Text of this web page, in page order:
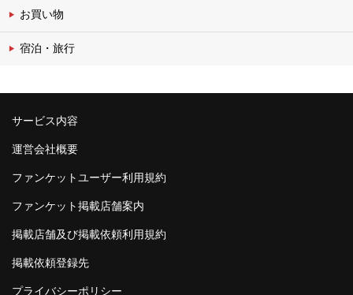
お買い物
宿泊・旅行
サービス内容
運営会社概要
ファンケットユーザー利用規約
ファンケット掲載店舗案内
掲載店舗及び掲載依頼利用規約
掲載依頼登録先
プライバシーポリシー